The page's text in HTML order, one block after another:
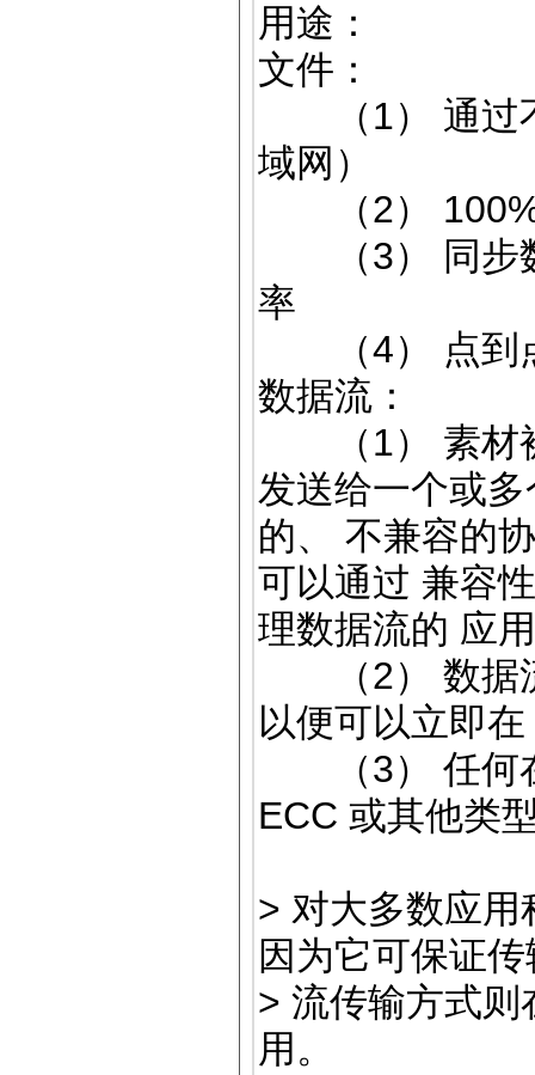
用途：
文件：
（1） 通过不
域网）
（2） 100%
（3） 同步数
率
（4） 点到
数据流：
（1） 素材被
发送给一个或
的、 不兼容的
可以通过 兼容
理数据流的 应
（2） 数据流
以便可以立即
（3） 任何在
ECC 或其他类
> 对大多数应
因为它可保证
> 流传输方式
用。